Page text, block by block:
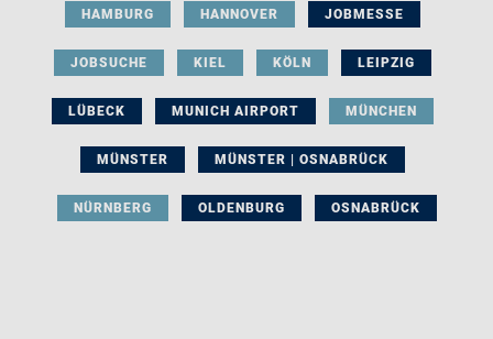
HAMBURG HANNOVER JOBMESSE
JOBSUCHE KIEL KÖLN LEIPZIG
LÜBECK MUNICH AIRPORT MÜNCHEN
MÜNSTER MÜNSTER | OSNABRÜCK
NÜRNBERG OLDENBURG OSNABRÜCK